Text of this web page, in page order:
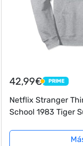
42,99€ PRIME
PRIME
Netflix Stranger
School 1983 Tiger